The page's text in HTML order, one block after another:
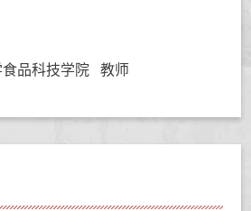
食品科技学院 教师